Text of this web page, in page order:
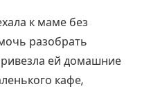
к маме без
разобрать
ей домашние
кафе,